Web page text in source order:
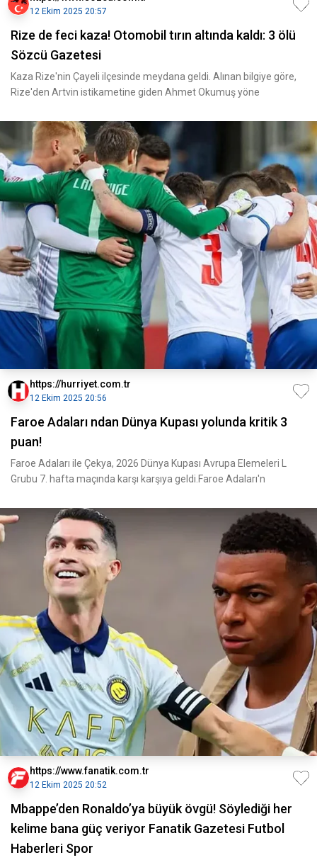
12 Ekim 2025 20:57
Rize de feci kaza! Otomobil tırın altında kaldı: 3 ölü
Sözcü Gazetesi
Kaza Rize'nin Çayeli ilçesinde meydana geldi. Alınan bilgiye göre,
Rize'den Artvin istikametine giden Ahmet Okumuş yöne
https://hurriyet.com.tr
12 Ekim 2025 20:56
Faroe Adaları ndan Dünya Kupası yolunda kritik 3
puan!
Faroe Adaları ile Çekya, 2026 Dünya Kupası Avrupa Elemeleri L
Grubu 7. hafta maçında karşı karşıya geldi.Faroe Adaları'n
https://www.fanatik.com.tr
12 Ekim 2025 20:52
Mbappe’den Ronaldo’ya büyük övgü! Söylediği her
kelime bana güç veriyor Fanatik Gazetesi Futbol
Haberleri Spor